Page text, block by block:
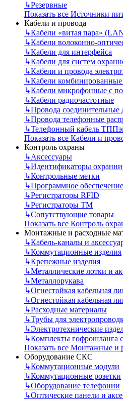
↳Резервные
Показать все Источники
Кабели и провода
↳Кабели «витая пара»
↳Кабели волоконно-
↳Кабели для интерфейса
↳Кабели для систем
↳Кабели и провода
↳Кабели
↳Кабели микрофонные с
↳Кабели радиочастотные
↳Провода соединительные
↳Провода телефонные
↳Телефонный кабель
Показать все Кабели и
Контроль охраны
↳Аксессуары
↳Идентификаторы
↳Контрольные метки
↳Программное обеспечение
↳Регистраторы RFID
↳Регистраторы ТМ
↳Сопутствующие товары
Показать все Контроль
Монтажные и расходные
↳Кабель-каналы и
↳Коммутационные изделия
↳Крепежные изделия
↳Металлические лотки и
↳Металлорукава
↳Огнестойкая кабельная
↳Огнестойкая кабельная
↳Расходные материалы
↳Трубы для
↳Электротехнические
↳Комплекты гофрошланга
Показать все Монтажные и
Оборудование СКС
↳Коммутационные модули
↳Коммутационные розетки
↳Оборудование телефонии
↳Оптические панели и